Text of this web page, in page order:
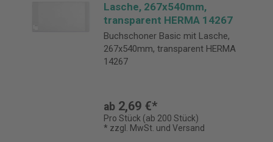
Lasche, 267x540mm,
transparent HERMA 14267
Buchschoner Basic mit Lasche,
267x540mm, transparent HERMA
14267
ab 2,69 €*
Pro Stück (ab 200 Stück)
* zzgl. MwSt. und Versand